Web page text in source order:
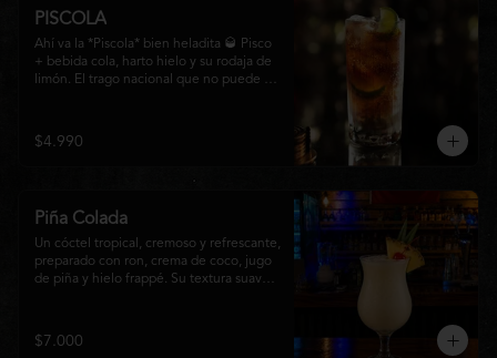
PISCOLA
Ahí va la *Piscola* bien heladita 🥃 Pisco
+ bebida cola, harto hielo y su rodaja de
limón. El trago nacional que no puede
$4.990
Piña Colada
Un cóctel tropical, cremoso y refrescante,
preparado con ron, crema de coco, jugo
de piña y hielo frappé. Su textura suave y
disfrutar de un momento de relajo o
acompañar la experiencia gastronómica
$7.000